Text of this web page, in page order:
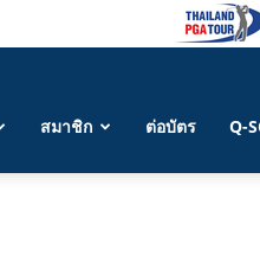
สมาชิก ต่อบัตร Q-